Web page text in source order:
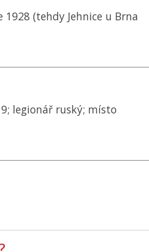
(tehdy Jehnice u Brna
legionář ruský; místo